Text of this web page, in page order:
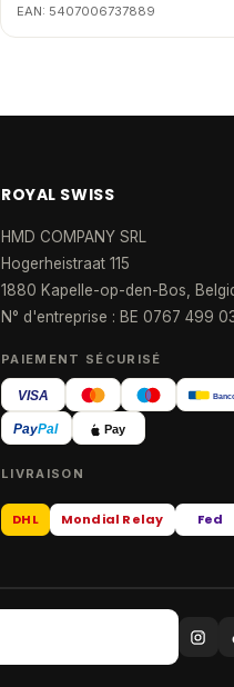
EAN: 5407006737889
ROYAL SWISS
HMD COMPANY SRL
Hogerheistraat 115
1880 Kapelle-op-den-Bos,
N° d'entreprise : BE 0767 499
PAIEMENT SÉCURISÉ
VISA
PayPal Pay
LIVRAISON
DHL Mondial Relay Fed